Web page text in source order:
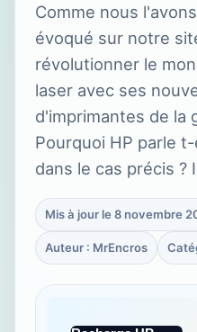
Comme nous
évoqué sur notre
révolutionner le
laser avec ses
d'imprimantes de la
Pourquoi HP parle
dans le cas précis
Mis à jour le 8 novembre
Auteur : MrEncros